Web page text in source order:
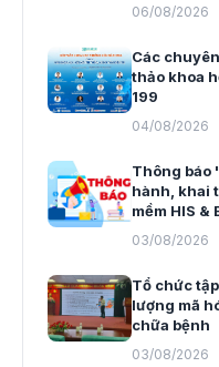
06/08/2026
Các
thảo khoa
199
04/08/2026
Thông báo
hành, khai
mềm HIS &
03/08/2026
Tổ chức
lượng mã
chữa bệnh
03/08/2026